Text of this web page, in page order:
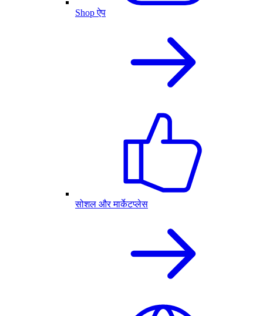
Shop ऐप
सोशल और मार्केटप्लेस